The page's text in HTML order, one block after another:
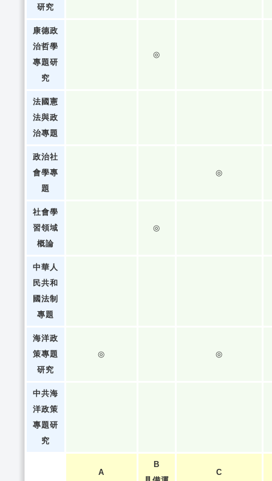
研究
康德政
治哲學
專題研
究
◎
法國憲
法與政
治專題
政治社
會學專
題
◎
社會學
習領域
概論
◎
中華人
民共和
國法制
專題
海洋政
策專題
研究
◎ ◎
中共海
洋政策
專題研
究
A
B
C